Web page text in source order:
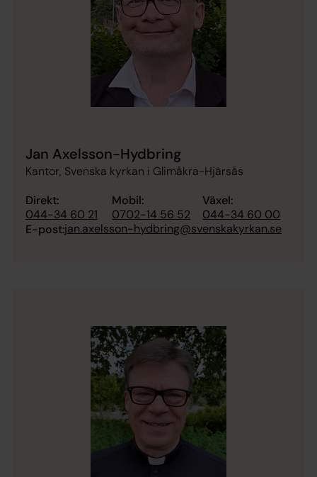
Jan Axelsson-Hydbring
Kantor, Svenska kyrkan i Glimåkra-Hjärsås
Direkt:
044-34 60 21
Mobil:
0702-14 56 52
Växel:
044-34 60 00
E-post:jan.axelsson-hydbring@svenskakyrkan.se